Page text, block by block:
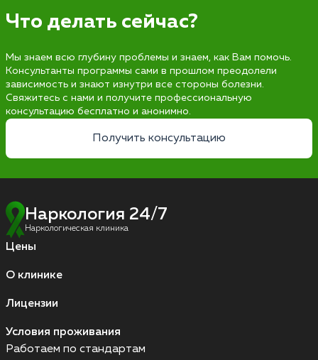
Что делать сейчас?
Мы знаем всю глубину проблемы и знаем, как Вам помочь.
Консультанты программы сами в прошлом преодолели
зависимость и знают изнутри все стороны болезни.
Свяжитесь с нами и получите профессиональную
консультацию бесплатно и анонимно.
Получить консультацию
Наркология 24/7
Наркологическая клиника
Цены
О клинике
Лицензии
Условия проживания
Работаем по стандартам